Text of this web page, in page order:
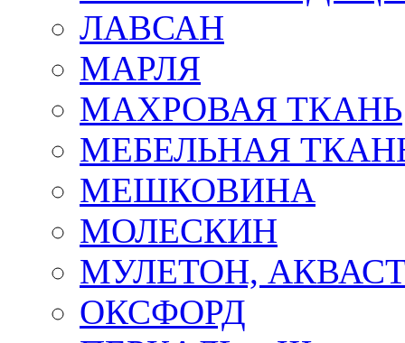
ЛАВСАН
МАРЛЯ
МАХРОВАЯ ТКАНЬ
МЕБЕЛЬНАЯ
МЕШКОВИНА
МОЛЕСКИН
МУЛЕТОН,
ОКСФОРД